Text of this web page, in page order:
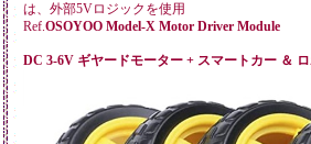
は、外部5Vロジックを使用
Ref.OSOYOO Model-X Motor Driver Module
DC 3-6V ギヤードモーター + スマートカー ＆